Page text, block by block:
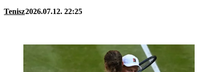
Tenisz2026.07.12. 22:25